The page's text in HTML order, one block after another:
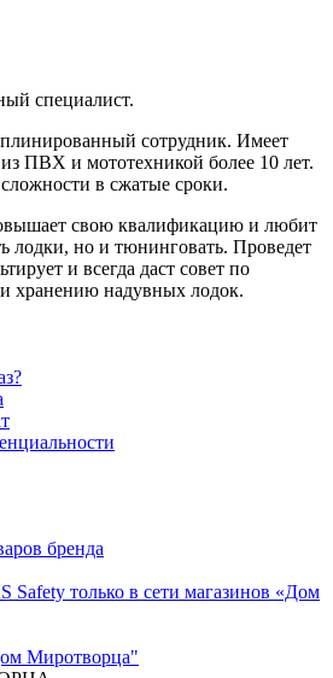
специалист.
сотрудник. Имеет
ПВХ и мототехникой более 10 лет.
в сжатые сроки.
свою квалификацию и любит
лодки, но и тюнинговать. Проведет
и всегда даст совет по
хранению надувных лодок.
бренда
Safety только в сети магазинов «Дом
Миротворца"